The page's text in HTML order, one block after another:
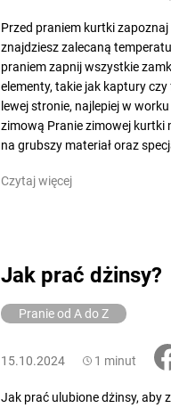
Przed praniem kurtki
znajdziesz zalecaną
praniem zapnij wszystkie
elementy, takie jak kaptury
lewej stronie, najlepiej w
zimową Pranie zimowej kurtki
na grubszy materiał oraz
Czytaj więcej
Jak prać dżinsy?
Pranie od A do Z
15.10.2024 1 minut
Jak prać ulubione dżinsy, aby